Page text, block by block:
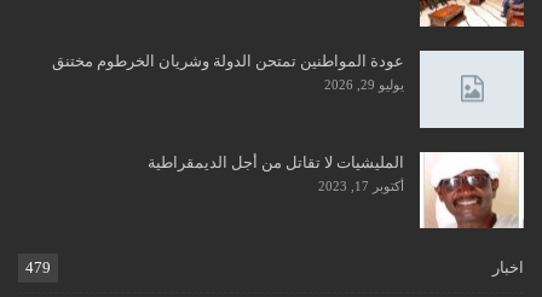
عودة المواطنين تمتحن الدولة وشريان الخرطوم مختنق
يوليو 29, 2026
المليشيات لا تقاتل من أجل الديمقراطية
أكتوبر 17, 2023
اخبار 479